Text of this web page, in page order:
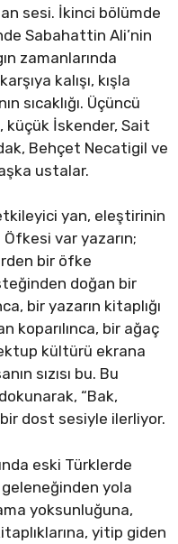
sesi. İkinci bölümde
Sabahattin Ali’nin
zamanlarında
kalışı, kışla
sıcaklığı. Üçüncü
küçük İskender, Sait
Behçet Necatigil ve
ustalar.
yan, eleştirinin
var yazarın;
bir öfke
doğan bir
bir yazarın kitaplığı
koparılınca, bir ağaç
kültürü ekrana
sızısı bu. Bu
“Bak,
dost sesiyle ilerliyor.
eski Türklerde
yola
yoksunluğuna,
yitip giden